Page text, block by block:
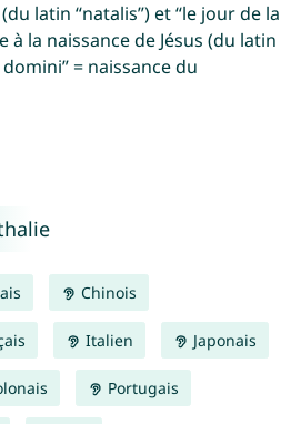
latin “natalis”) et “le jour de la
à la naissance de Jésus (du latin
= naissance du
Chinois
Italien Japonais
Portugais